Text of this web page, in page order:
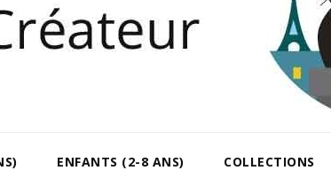
ENFANTS (2-8 ANS) COLLECTIONS